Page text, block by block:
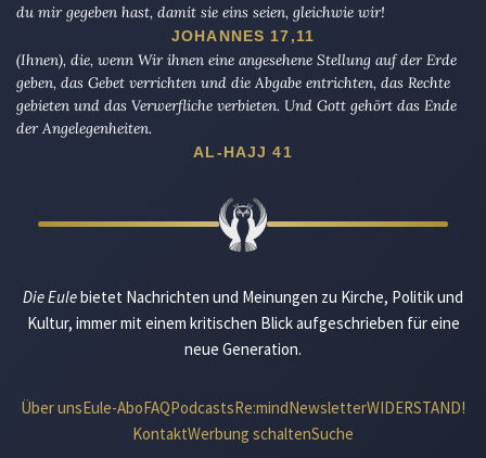
du mir gegeben hast, damit sie eins seien, gleichwie wir!
JOHANNES 17,11
(Ihnen), die, wenn Wir ihnen eine angesehene Stellung auf der Erde
geben, das Gebet verrichten und die Abgabe entrichten, das Rechte
gebieten und das Verwerfliche verbieten. Und Gott gehört das Ende
der Angelegenheiten.
AL-HAJJ 41
Die Eulebietet Nachrichten und Meinungen zu Kirche, Politik und
Kultur, immer mit einem kritischen Blick aufgeschrieben für eine
neue Generation.
Über unsEule-AboFAQPodcastsRe:mindNewsletterWIDERSTAND!
KontaktWerbung schaltenSuche